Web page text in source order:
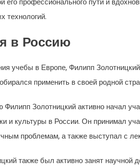
технологий.
в Россию
учебы в Европе, Филипп
применить в своей родной
Золотницкий активно начал
и культуры в России. Он принимал
проблемам, а также выступал с
также был активно занят научной